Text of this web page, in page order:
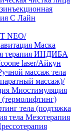
С Лайн
NEO/
Маска
терапия ИНДИБА
laser/Айкун
массаж тела
массаж)/
Миостимуляция
тела (подтяжка
тела Мезотерапия